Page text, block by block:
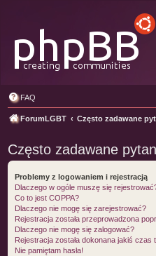
FAQ
ForumLGBT Często zadawane
Często zadawane
Problemy z logowaniem i rejestracją
Dlaczego w ogóle muszę się
Co to jest COPPA?
Dlaczego nie mogę się zarejestrować?
Rejestracja została przeprowadzona
Dlaczego nie mogę się zalogować?
Rejestracja została dokonana jakiś
Nie pamiętam hasła!